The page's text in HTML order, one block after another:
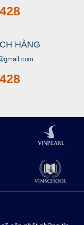
HÀNG